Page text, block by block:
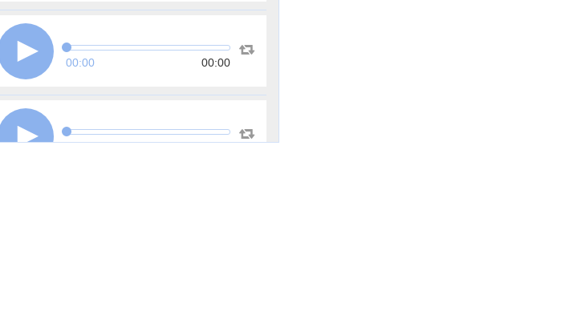
00:00 00:00
00:00 00:00